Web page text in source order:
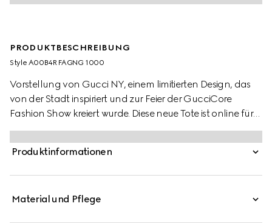
PRODUKTBESCHREIBUNG
Style ‎A00B4R FAGNG 1000
Vorstellung von Gucci NY, einem limitierten Design, das
von der Stadt inspiriert und zur Feier der GucciCore
Fashion Show kreiert wurde. Diese neue Tote ist online für
begrenzte Zeit erhältlich. Das Design ist für Vielseitigkeit
konzipiert und zeichnet sich durch eine
Kedernahtkonstruktion mit Druckknöpfen aus und bietet
Produktinformationen
Material und Pflege